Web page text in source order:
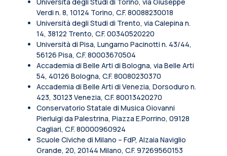
Verdi n. 8, 10124 Torino, C.F. 80088230018
Università degli Studi di Trento, via Calepina n.
14, 38122 Trento, C.F. 00340520220
Università di Pisa, Lungarno Pacinotti n. 43/44,
56126 Pisa, C.F. 80003670504
Accademia di Belle Arti di Bologna, via Belle Arti
54, 40126 Bologna, C.F. 80080230370
Accademia di Belle Arti di Venezia, Dorsoduro n.
423, 30123 Venezia, C.F. 80013420270
Conservatorio Statale di Musica Giovanni
Pierluigi da Palestrina, Piazza E.Porrino, 09128
Cagliari, C.F. 80000960924
Scuole Civiche di Milano – FdP, Alzaia Naviglio
Grande, 20, 20144 Milano, C.F. 97269560153